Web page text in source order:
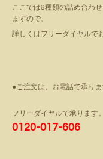
ここでは6種類の詰め合わ
ますので、
詳しくはフリーダイヤルで
●ご注文は、お電話で承りま
フリーダイヤルで承ります
0120-017-606